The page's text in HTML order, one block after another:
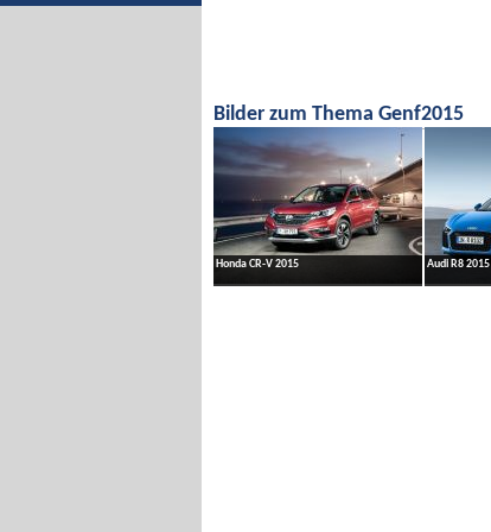
Zur Bildgalerie
Bilder zum Thema Genf2015
Honda CR-V 2015 Audi R8 2015